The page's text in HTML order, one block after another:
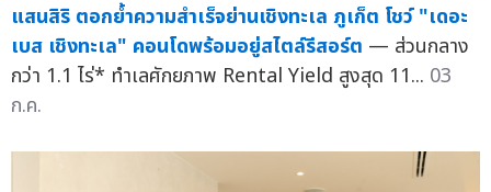
แสนสิริ ตอกย้ำความสำเร็จย่านเชิงทะเล ภูเก็ต โชว์ "เดอะ
เบส เชิงทะเล" คอนโดพร้อมอยู่สไตล์รีสอร์ต — ส่วนกลาง
กว่า 1.1 ไร่* ทำเลศักยภาพ Rental Yield สูงสุด 11... 03
ก.ค.